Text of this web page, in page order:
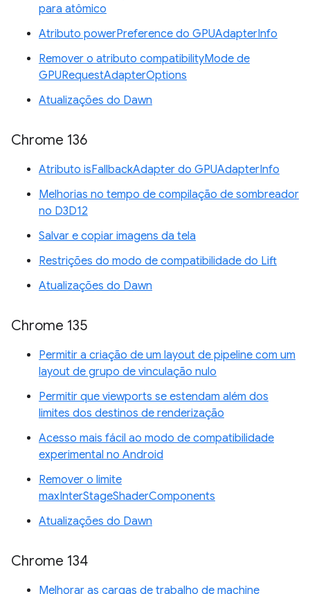
para atômico
Atributo powerPreference do GPUAdapterInfo
Remover o atributo compatibilityMode de
GPURequestAdapterOptions
Atualizações do Dawn
Chrome 136
Atributo isFallbackAdapter do GPUAdapterInfo
Melhorias no tempo de compilação de sombreador
no D3D12
Salvar e copiar imagens da tela
Restrições do modo de compatibilidade do Lift
Atualizações do Dawn
Chrome 135
Permitir a criação de um layout de pipeline com um
layout de grupo de vinculação nulo
Permitir que viewports se estendam além dos
limites dos destinos de renderização
Acesso mais fácil ao modo de compatibilidade
experimental no Android
Remover o limite
maxInterStageShaderComponents
Atualizações do Dawn
Chrome 134
Melhorar as cargas de trabalho de machine